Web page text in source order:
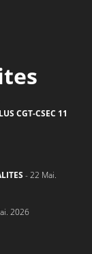
CGT-CSEC 11
- 22 Mai.
2026